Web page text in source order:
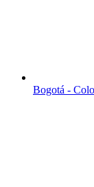
Bogotá -